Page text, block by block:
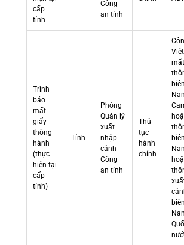
cấp
tỉnh
Công
an tỉnh
Trình
báo
mất
giấy
thông
hành
(thực
hiện tại
cấp
tỉnh)
Tỉnh
Phòng
Quản lý
xuất
nhập
cảnh
Công
an tỉnh
Thủ
tục
hành
chính